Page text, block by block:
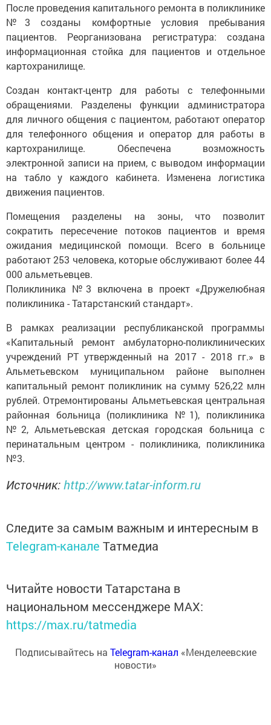
После проведения капитального ремонта в поликлинике
№3 созданы комфортные условия пребывания
пациентов. Реорганизована регистратура: создана
информационная стойка для пациентов и отдельное
картохранилище.
Создан контакт-центр для работы с телефонными
обращениями. Разделены функции администратора
для личного общения с пациентом, работают оператор
для телефонного общения и оператор для работы в
картохранилище. Обеспечена возможность
электронной записи на прием, с выводом информации
на табло у каждого кабинета. Изменена логистика
движения пациентов.
Помещения разделены на зоны, что позволит
сократить пересечение потоков пациентов и время
ожидания медицинской помощи. Всего в больнице
работают 253 человека, которые обслуживают более 44
000 альметьевцев.
Поликлиника №3 включена в проект «Дружелюбная
поликлиника - Татарстанский стандарт».
В рамках реализации республиканской программы
«Капитальный ремонт амбулаторно-поликлинических
учреждений РТ утвержденный на 2017 - 2018 гг.» в
Альметьевском муниципальном районе выполнен
капитальный ремонт поликлиник на сумму 526,22 млн
рублей. Отремонтированы Альметьевская центральная
районная больница (поликлиника №1), поликлиника
№2, Альметьевская детская городская больница с
перинатальным центром - поликлиника, поликлиника
№3.
Источник:http://www.tatar-inform.ru
Следите за самым важным и интересным в
Telegram-канале Татмедиа
Читайте новости Татарстана в
национальном мессенджере MАХ:
https://max.ru/tatmedia
Подписывайтесь на Telegram-канал «Менделеевские
новости»